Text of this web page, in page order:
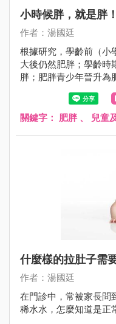
小時候胖，就是胖！
作者：湯國廷
根據研究，學齡前（小
大後仍然肥胖；學齡時
胖；肥胖青少年晉升為
關鍵字： 肥胖、 兒童
什麼樣的拉肚子需
作者：湯國廷
在門診中，常被家長問
稀水水，怎麼知道是正